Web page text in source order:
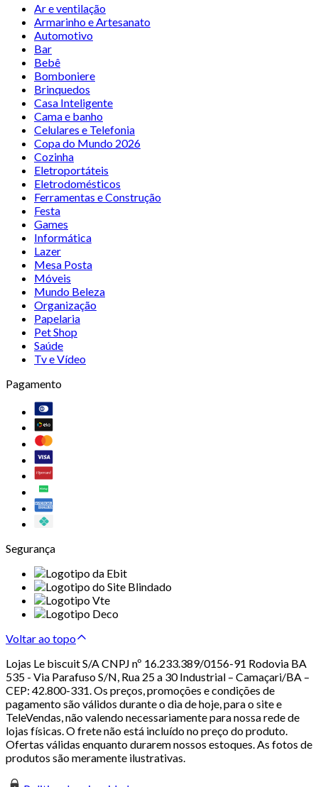
Ar e ventilação
Armarinho e Artesanato
Automotivo
Bar
Bebê
Bomboniere
Brinquedos
Casa Inteligente
Cama e banho
Celulares e Telefonia
Copa do Mundo 2026
Cozinha
Eletroportáteis
Eletrodomésticos
Ferramentas e Construção
Festa
Games
Informática
Lazer
Mesa Posta
Móveis
Mundo Beleza
Organização
Papelaria
Pet Shop
Saúde
Tv e Vídeo
Pagamento
Segurança
Voltar ao topo
Lojas Le biscuit S/A CNPJ nº 16.233.389/0156-91 Rodovia BA
535 - Via Parafuso S/N, Rua 25 a 30 Industrial – Camaçari/BA –
CEP: 42.800-331. Os preços, promoções e condições de
pagamento são válidos durante o dia de hoje, para o site e
TeleVendas, não valendo necessariamente para nossa rede de
lojas físicas. O frete não está incluído no preço do produto.
Ofertas válidas enquanto durarem nossos estoques. As fotos de
produtos são meramente ilustrativas.